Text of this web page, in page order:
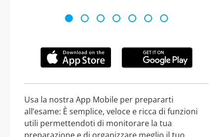
Usa la nostra App Mobile per prepararti
all’esame: È semplice, veloce e ricca di funzioni
utili permettendoti di monitorare la tua